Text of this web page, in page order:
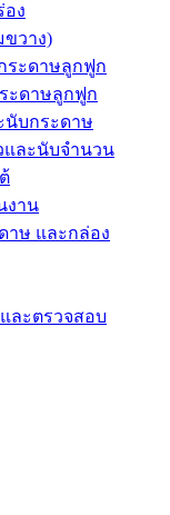
อง
วาง)
ระดาษลูกฟูก
ะดาษลูกฟูก
นับกระดาษ
และนับจำนวน
งาน
าษ และกล่อง
ละตรวจสอบ